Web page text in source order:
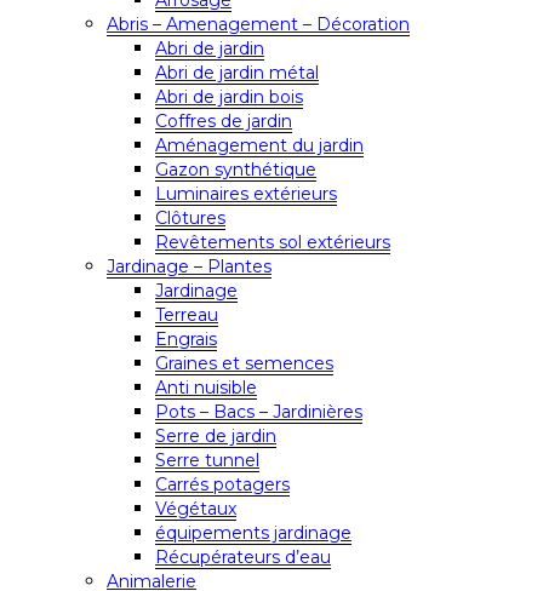
Abris – Amenagement – Décoration
Abri de jardin
Abri de jardin métal
Abri de jardin bois
Coffres de jardin
Aménagement du jardin
Gazon synthétique
Luminaires extérieurs
Clôtures
Revêtements sol extérieurs
Jardinage – Plantes
Jardinage
Terreau
Engrais
Graines et semences
Anti nuisible
Pots – Bacs – Jardinières
Serre de jardin
Serre tunnel
Carrés potagers
Végétaux
équipements jardinage
Récupérateurs d’eau
Animalerie